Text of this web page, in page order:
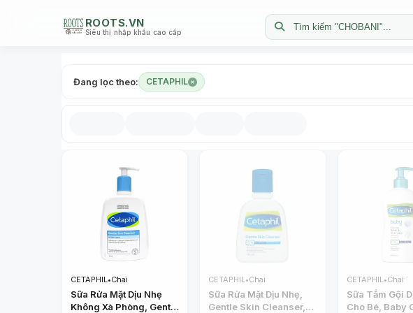
ROOTS.VN
Siêu thị nhập khẩu cao cấp
Tìm kiếm "CHOBANI"...
Đang lọc theo: CETAPHIL
CETAPHIL•Chai
Sữa Rửa Mặt Dịu Nhẹ
Không Xà Phòng, Gentle
CETAPHIL•Chai
Sữa Rửa Mặt Dịu Nhẹ,
Gentle Skin Cleanser,
CETAPHIL•Chai
Sữa Tắm Gội
Cho Bé, Baby